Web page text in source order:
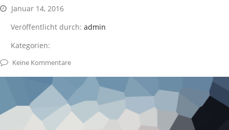
Januar 14, 2016
Veröffentlicht durch: admin
Kategorien:
Keine Kommentare